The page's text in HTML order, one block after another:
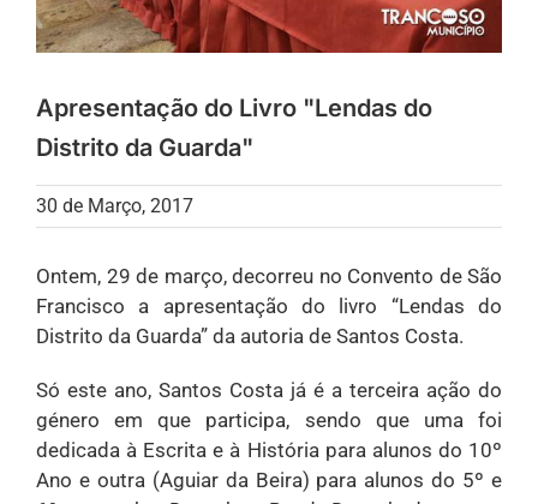
Apresentação do Livro "Lendas do
Distrito da Guarda"
30 de Março, 2017
Ontem, 29 de março, decorreu no Convento de São
Francisco a apresentação do livro “Lendas do
Distrito da Guarda” da autoria de Santos Costa.
Só este ano, Santos Costa já é a terceira ação do
género em que participa, sendo que uma foi
dedicada à Escrita e à História para alunos do 10º
Ano e outra (Aguiar da Beira) para alunos do 5º e